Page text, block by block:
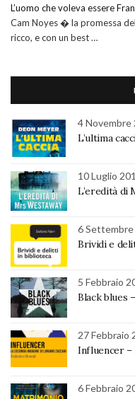
L’uomo che voleva essere
Cam Noyes � la promessa
ricco, e con un best …
4 Novembre
L’ultima
10 Luglio
L’eredità di
6
Brividi e
5 Febbraio
Black blues
27 Febbraio
Influencer –
6 Febbraio